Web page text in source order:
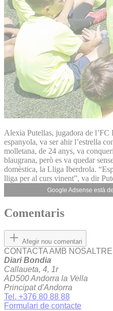
Alexia Putellas, jugadora de
espanyola, va ser ahir l’estrella
molletana, de 24 anys, va
blaugrana, però es va quedar
domèstica, la Lliga Iberdrola.
lliga per al curs vinent”, va dir
Google Adsense està
Comentaris
Afegir nou comentari
CONTACTA AMB
Diari Bondia
Callaueta, 4, 1r
AD500 Andorra la Vella
Principat d'Andorra
Tel. +376 80 88 88
Formulari de contacte